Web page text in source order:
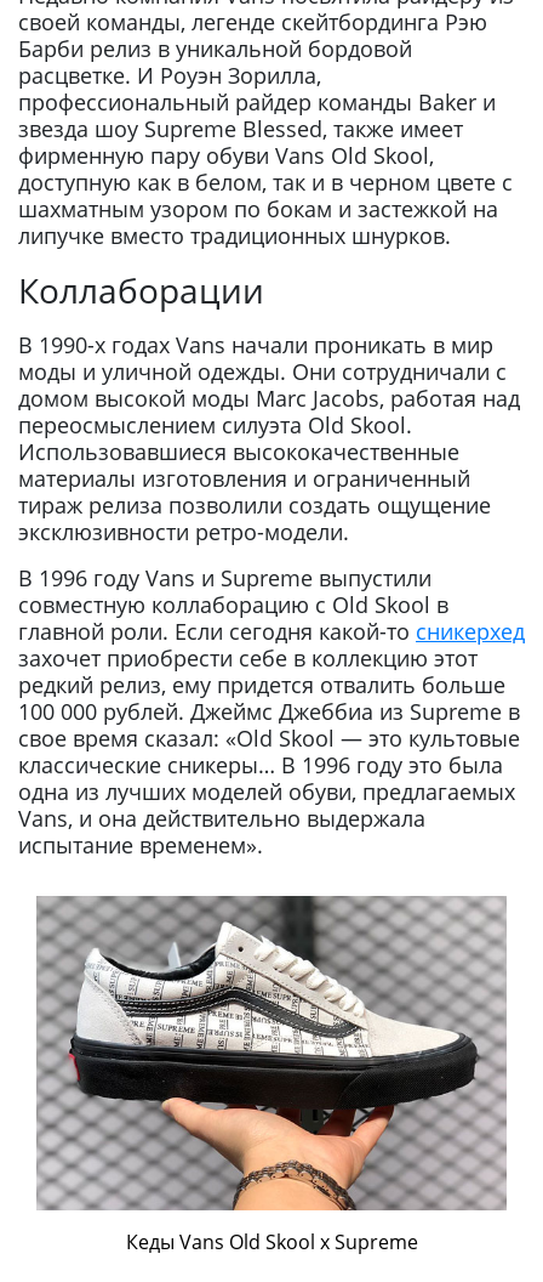
своей команды, легенде скейтбординга Рэю
Барби релиз в уникальной бордовой
расцветке. И Роуэн Зорилла,
профессиональный райдер команды Baker и
звезда шоу Supreme Blessed, также имеет
фирменную пару обуви Vans Old Skool,
доступную как в белом, так и в черном цвете с
шахматным узором по бокам и застежкой на
липучке вместо традиционных шнурков.
Коллаборации
В 1990-х годах Vans начали проникать в мир
моды и уличной одежды. Они сотрудничали с
домом высокой моды Marc Jacobs, работая над
переосмыслением силуэта Old Skool.
Использовавшиеся высококачественные
материалы изготовления и ограниченный
тираж релиза позволили создать ощущение
эксклюзивности ретро-модели.
В 1996 году Vans и Supreme выпустили
совместную коллаборацию с Old Skool в
главной роли. Если сегодня какой-то сникерхед
захочет приобрести себе в коллекцию этот
редкий релиз, ему придется отвалить больше
100 000 рублей. Джеймс Джеббиа из Supreme в
свое время сказал: «Old Skool — это культовые
классические сникеры… В 1996 году это была
одна из лучших моделей обуви, предлагаемых
Vans, и она действительно выдержала
испытание временем».
Кеды Vans Old Skool x Supreme